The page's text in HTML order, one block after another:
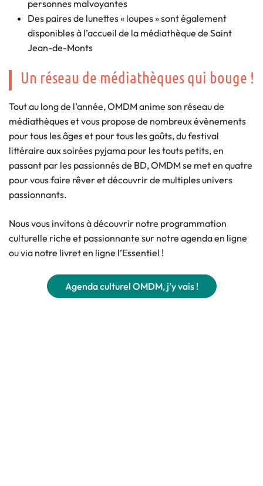
personnes malvoyantes
Des paires de lunettes « loupes » sont également
disponibles à l’accueil de la médiathèque de Saint
Jean-de-Monts
Un réseau de médiathèques qui bouge !
Tout au long de l’année, OMDM anime son réseau de
médiathèques et vous propose de nombreux évènements
pour tous les âges et pour tous les goûts, du festival
littéraire aux soirées pyjama pour les touts petits, en
passant par les passionnés de BD, OMDM se met en quatre
pour vous faire rêver et découvrir de multiples univers
passionnants.
Nous vous invitons à découvrir notre programmation
culturelle riche et passionnante sur notre agenda en ligne
ou via notre livret en ligne l’Essentiel !
Agenda culturel OMDM, j’y vais !